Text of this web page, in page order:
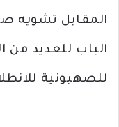
المقابل تشويه
الباب للعديد من
للصهيونية